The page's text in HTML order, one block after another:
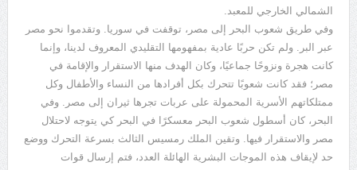
الشمالي الخارجي للمعبد.
وفي طريق شعوب البحر إلى مصر، توقفت في سوريا. وتقدموا نحو مصر
عبر البر. ولم تكن حربًا عادية بمفهومها التقليدي المعروف لدينا، وإنما
كانت هجرة ونزوحًا جماعيًا، وكان الهدف منها الاستقرار والإقامة في
مصر؛ فقد كانت شعوبًا تتحرك بكل أفرادها من النساء والأطفال وكل
ممتلكاتهم الأسرية المحمولة على عربات تجرها ثيران إلى مصر. وفي
البحر، كان أسطول شعوب البحر معسكرًا في البحر كي يتوجه لاحتلال
مصر والاستقرار فيها. وتقين الملك رمسيس الثالث بسرعة التحرك ووضع
حد لإيقاف هذه الموجات البشرية الهائلة العدد، فتم إرسال قوات